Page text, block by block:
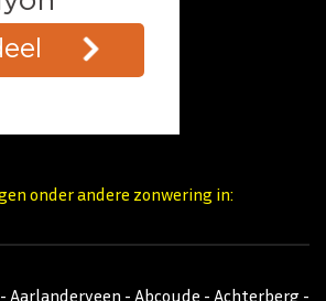
onder andere zonwering in:
Aarlanderveen - Abcoude - Achterberg -